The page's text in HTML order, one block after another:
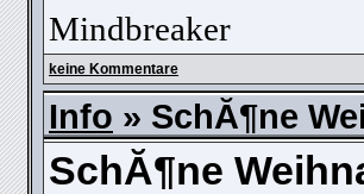
Mindbreaker
keine Kommentare
Info » SchĂ¶ne
SchĂ¶ne